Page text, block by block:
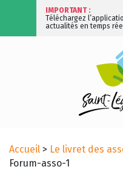
IMPORTANT :
Téléchargez
actualités en temps
Accueil > Le livret des
Forum-asso-1